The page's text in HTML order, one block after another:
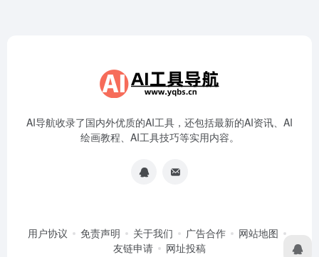
AI导航收录了国内外优质的AI工具，还包括最新的AI资讯、AI
绘画教程、AI工具技巧等实用内容。
用户协议 免责声明 关于我们 广告合作
网站地图
友链申请
网址投稿